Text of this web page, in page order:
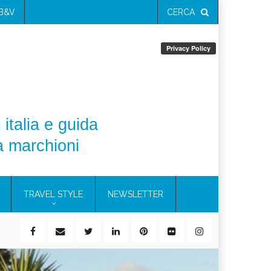
CERCA
italia e guida
marchioni
TRAVEL STYLE NEWSLETTER